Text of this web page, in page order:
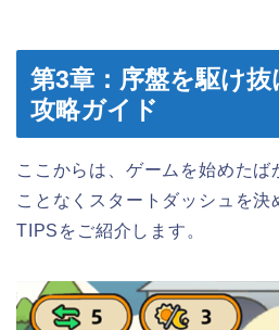
第3章：序盤を駆け
攻略ガイド
ここからは、ゲームを始めたば
ことなくスタートダッシュを決
TIPSをご紹介します。